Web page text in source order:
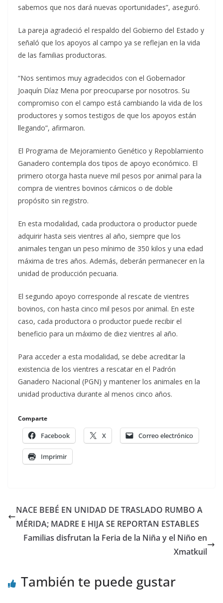
sabemos que nos dará nuevas oportunidades”, aseguró.
La pareja agradeció el respaldo del Gobierno del Estado y
señaló que los apoyos al campo ya se reflejan en la vida
de las familias productoras.
“Nos sentimos muy agradecidos con el Gobernador
Joaquín Díaz Mena por preocuparse por nosotros. Su
compromiso con el campo está cambiando la vida de los
productores y somos testigos de que los apoyos están
llegando”, afirmaron.
El Programa de Mejoramiento Genético y Repoblamiento
Ganadero contempla dos tipos de apoyo económico. El
primero otorga hasta nueve mil pesos por animal para la
compra de vientres bovinos cárnicos o de doble
propósito sin registro.
En esta modalidad, cada productora o productor puede
adquirir hasta seis vientres al año, siempre que los
animales tengan un peso mínimo de 350 kilos y una edad
máxima de tres años. Además, deberán permanecer en la
unidad de producción pecuaria.
El segundo apoyo corresponde al rescate de vientres
bovinos, con hasta cinco mil pesos por animal. En este
caso, cada productora o productor puede recibir el
beneficio para un máximo de diez vientres al año.
Para acceder a esta modalidad, se debe acreditar la
existencia de los vientres a rescatar en el Padrón
Ganadero Nacional (PGN) y mantener los animales en la
unidad productiva durante al menos cinco años.
Comparte
Facebook X Correo electrónico
Imprimir
NACE BEBÉ EN UNIDAD DE TRASLADO RUMBO A
MÉRIDA; MADRE E HIJA SE REPORTAN ESTABLES
Familias disfrutan la Feria de la Niña y el Niño en
Xmatkuil
También te puede gustar